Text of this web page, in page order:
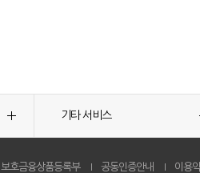
기타 서비스
보호금융상품등록부 공동인증안내 이용